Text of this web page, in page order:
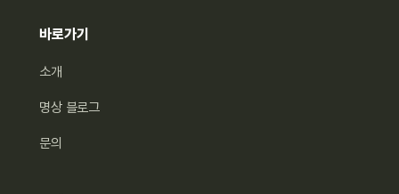
바로가기
소개
명상 블로그
문의